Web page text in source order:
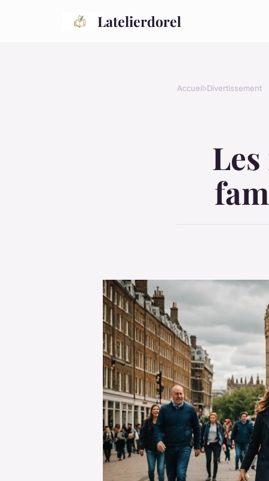
Latelierdorel
Accueil›Divertissement